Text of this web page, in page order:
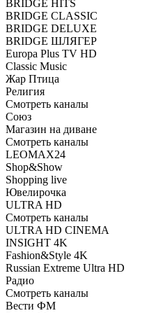
BRIDGE HITS
BRIDGE CLASSIC
BRIDGE DELUXE
BRIDGE ШЛЯГЕР
Europa Plus TV HD
Classic Music
Жар Птица
Религия
Смотреть каналы
Союз
Магазин на диване
Смотреть каналы
LEOMAX24
Shop&Show
Shopping live
Ювелирочка
ULTRA HD
Смотреть каналы
ULTRA HD CINEMA
INSIGHT 4K
Fashion&Style 4K
Russian Extreme Ultra HD
Радио
Смотреть каналы
Вести ФМ